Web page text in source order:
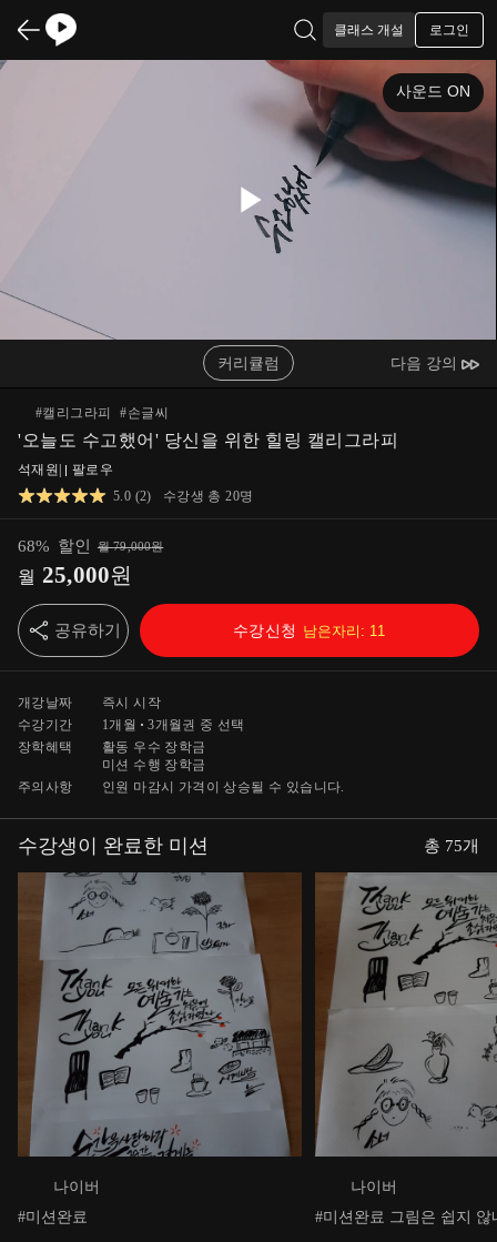
클래스 개설 로그인
Play
Video
사운드 ON
커리큘럼 다음 강의
#캘리그라피 #손글씨
'오늘도 수고했어' 당신을 위한 힐링 캘리그라피
석재원
팔로우
5.0 (2) 수강생 총20명
68% 할인 월79,000원
월 25,000원
공유하기 수강신청 남은자리: 11
개강날짜
즉시 시작
수강기간
1개월 3개월 권 중 선택
장학혜택
활동 우수 장학금
미션 수행 장학금
주의사항
인원 마감시 가격이 상승될 수 있습니다.
수강생이 완료한 미션 총 75개
나이버
#미션완료
나이버
#미션완료 그림은 쉽지 않